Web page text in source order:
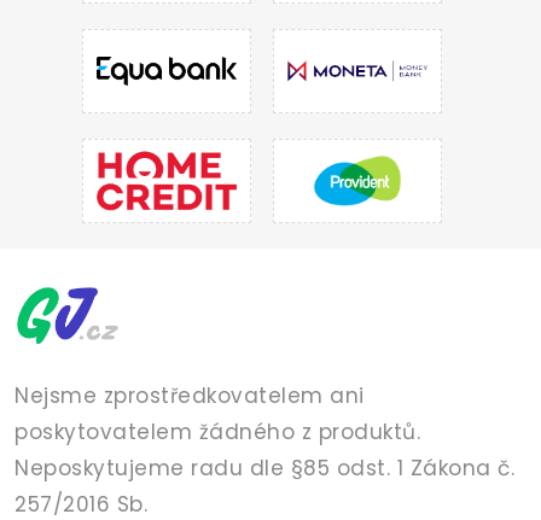
Nejsme zprostředkovatelem ani
poskytovatelem žádného z produktů.
Neposkytujeme radu dle §85 odst. 1 Zákona č.
257/2016 Sb.